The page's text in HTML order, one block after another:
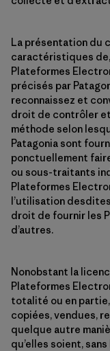
La présentation du
caractéristiques
Plateformes
précisés par
reconnaissez et
droit de contrôler et
méthode selon
Patagonia sont
ponctuellement
ou sous-traitants
Plateformes
l’utilisation
droit de fournir les
d’autres.
Nonobstant la
Plateformes
totalité ou en
copiées, vendues,
quelque autre
qu’elles soient,